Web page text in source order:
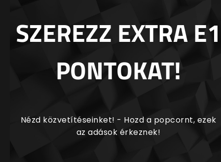
SZEREZZ EXTRA E1
PONTOKAT!
Nézd közvetítéseinket! - Hozd a popcornt, ezek
az adások érkeznek!